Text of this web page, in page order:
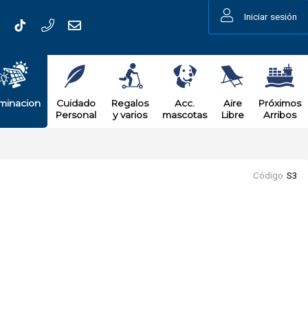
Iniciar sesión
Cuidado
Personal
Regalos
y varios
Acc.
mascotas
Aire
Libre
Próximos
Arribos
Código S3